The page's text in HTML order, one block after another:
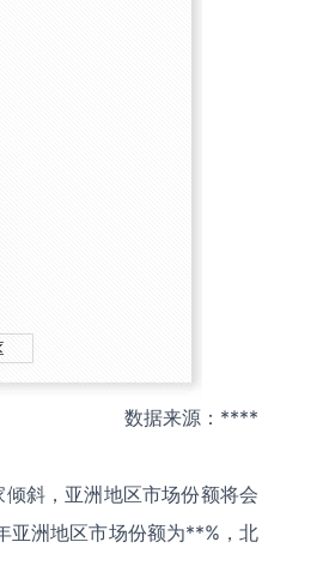
数据来源：****
斜，亚洲地区市场份额将会
亚洲地区市场份额为**%，北